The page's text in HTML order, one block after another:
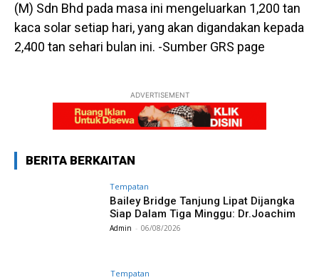
(M) Sdn Bhd pada masa ini mengeluarkan 1,200 tan
kaca solar setiap hari, yang akan digandakan kepada
2,400 tan sehari bulan ini. -Sumber GRS page
ADVERTISEMENT
BERITA BERKAITAN
Tempatan
Bailey Bridge Tanjung Lipat Dijangka
Siap Dalam Tiga Minggu: Dr.Joachim
Admin - 06/08/2026
Tempatan